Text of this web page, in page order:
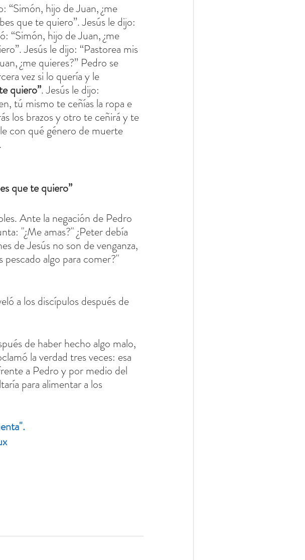
“Simón, hijo de Juan, ¿me
que te quiero”. Jesús le dijo:
“Simón, hijo de Juan, ¿me
Jesús le dijo: “Pastorea mis
¿me quieres?” Pedro se
vez si lo quería y le
quiero”. Jesús le dijo:
tú mismo te ceñías la ropa e
los brazos y otro te ceñirá y te
con qué género de muerte
que te quiero”
Ante la negación de Pedro
"¿Me amas?" ¿Peter debía
de Jesús no son de venganza,
algo para comer?"
a los discípulos después de
de haber hecho algo malo,
la verdad tres veces: esa
a Pedro y por medio del
para alimentar a los